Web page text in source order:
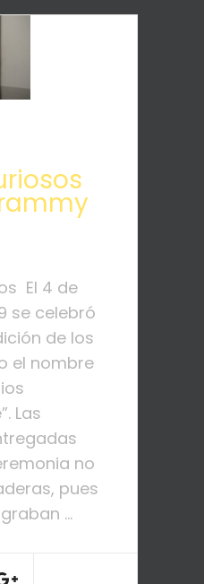
El 4 de
se celebró
de los
el nombre
Las
no
pues
...